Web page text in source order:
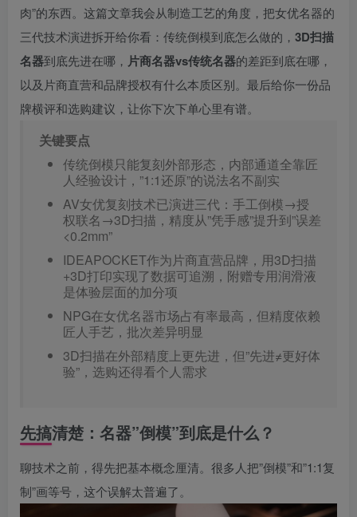
肉”的东西。这篇文章我会从制造工艺的角度，把女优名器的
三代技术演进拆开给你看：传统倒模到底怎么做的， 3D扫描
名器到底先进在哪， 片商名器vs传统名器的差距到底在哪，
以及片商直营和品牌授权有什么本质区别。最后给你一份品
牌横评和选购建议，让你下次下单心里有谱。
关键要点
传统倒模只能复刻外部形态，内部通道全靠匠
人经验设计，”1:1还原”的说法名不副实
AV女优复刻技术已演进三代：手工倒模→授
权联名→3D扫描，精度从”凭手感”提升到”误差
<0.2mm”
IDEAPOCKET作为片商直营品牌，用3D扫描
+3D打印实现了数据可追溯，附赠专用润滑液
是体验层面的加分项
NPG在女优名器市场占有率最高，但精度依赖
匠人手艺，批次差异明显
3D扫描在外部精度上更先进，但”先进≠更好体
验”，选购还得看个人需求
先搞清楚：名器”倒模”到底是什么？
聊技术之前，得先把基本概念厘清。很多人把”倒模”和”1:1复
制”画等号，这个误解太普遍了。